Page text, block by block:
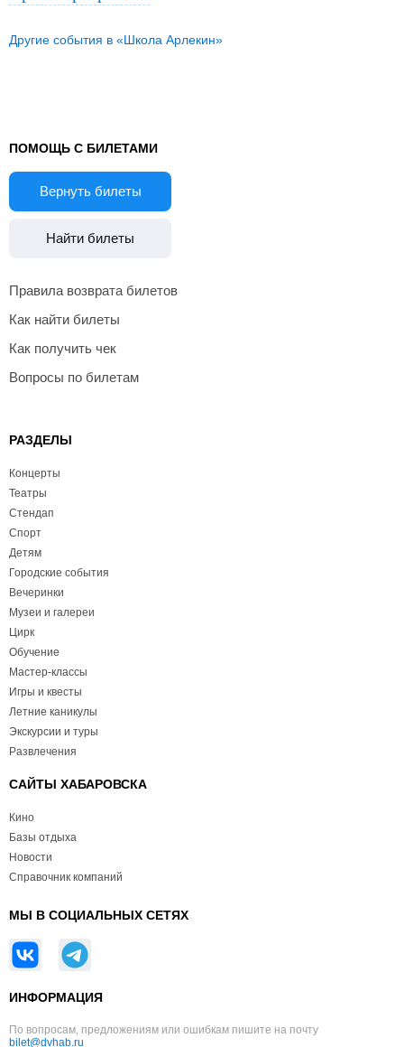
Другие события в «Школа Арлекин»
ПОМОЩЬ С БИЛЕТАМИ
Вернуть билеты
Найти билеты
Правила возврата билетов
Как найти билеты
Как получить чек
Вопросы по билетам
РАЗДЕЛЫ
Концерты
Театры
Стендап
Спорт
Детям
Городские события
Вечеринки
Музеи и галереи
Цирк
Обучение
Мастер-классы
Игры и квесты
Летние каникулы
Экскурсии и туры
Развлечения
САЙТЫ ХАБАРОВСКА
Кино
Базы отдыха
Новости
Справочник компаний
МЫ В СОЦИАЛЬНЫХ СЕТЯХ
ИНФОРМАЦИЯ
По вопросам, предложениям или ошибкам пишите на почту
bilet@dvhab.ru